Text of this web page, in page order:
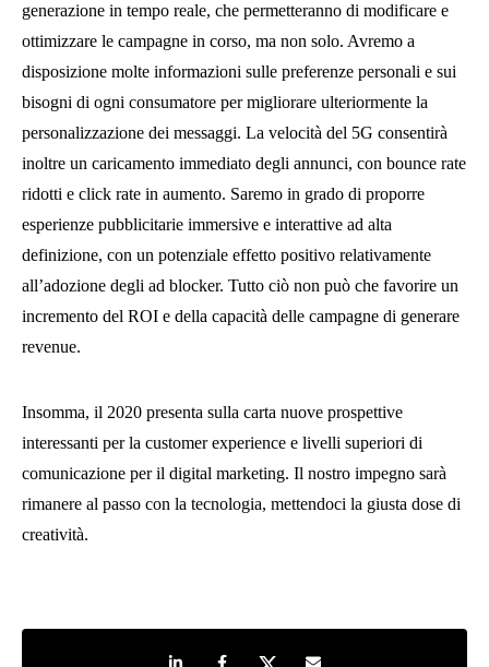
generazione in tempo reale, che permetteranno di modificare e
ottimizzare le campagne in corso, ma non solo. Avremo a
disposizione molte informazioni sulle preferenze personali e sui
bisogni di ogni consumatore per migliorare ulteriormente la
personalizzazione dei messaggi. La velocità del 5G consentirà
inoltre un caricamento immediato degli annunci, con bounce rate
ridotti e click rate in aumento. Saremo in grado di proporre
esperienze pubblicitarie immersive e interattive ad alta
definizione, con un potenziale effetto positivo relativamente
all’adozione degli ad blocker. Tutto ciò non può che favorire un
incremento del ROI e della capacità delle campagne di generare
revenue.
Insomma, il 2020 presenta sulla carta nuove prospettive
interessanti per la customer experience e livelli superiori di
comunicazione per il digital marketing. Il nostro impegno sarà
rimanere al passo con la tecnologia, mettendoci la giusta dose di
creatività.
Share on LinkedIn
Share on Facebook
Share on TwitterShare by e-mail